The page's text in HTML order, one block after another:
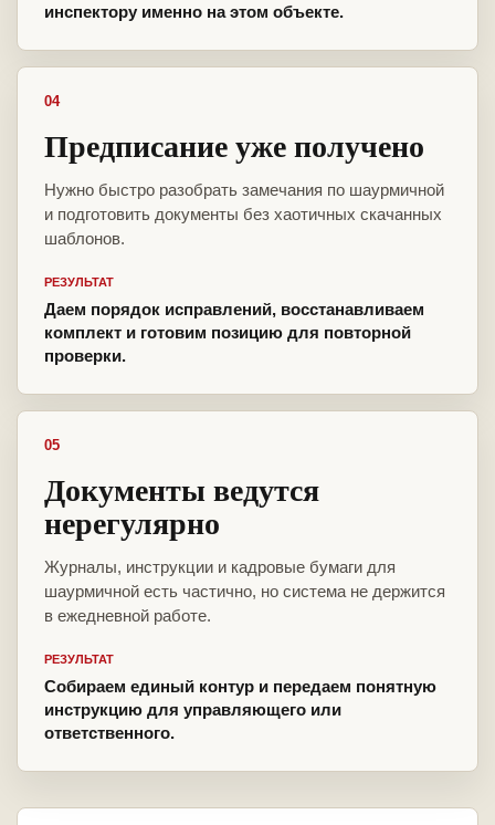
инспектору именно на этом объекте.
04
Предписание уже получено
Нужно быстро разобрать замечания по шаурмичной
и подготовить документы без хаотичных скачанных
шаблонов.
РЕЗУЛЬТАТ
Даем порядок исправлений, восстанавливаем
комплект и готовим позицию для повторной
проверки.
05
Документы ведутся
нерегулярно
Журналы, инструкции и кадровые бумаги для
шаурмичной есть частично, но система не держится
в ежедневной работе.
РЕЗУЛЬТАТ
Собираем единый контур и передаем понятную
инструкцию для управляющего или
ответственного.